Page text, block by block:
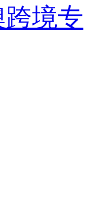
境专